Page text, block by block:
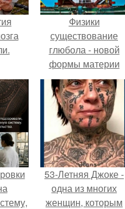
Физики
существование
глюбола - новой
формы материи
подтвердили.
53-Летняя Джоке -
одна из многих
женщин, которым